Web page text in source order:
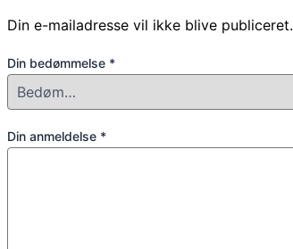
Din e-mailadresse vil ikke blive publiceret.
Din bedømmelse *
Din anmeldelse *